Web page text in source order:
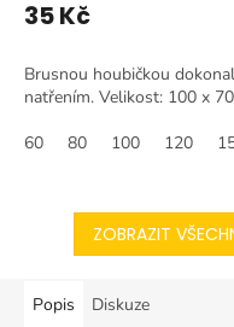
35 Kč
Brusnou houbičkou
natřením. Velikost: 100 x
60
80 100 120
ZOBRAZIT
Popis Diskuze